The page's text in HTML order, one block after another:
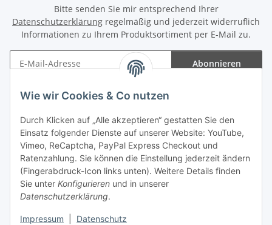
Wie wir Cookies & Co nutzen
Durch Klicken auf „Alle akzeptieren“ gestatten Sie den
Einsatz folgender Dienste auf unserer Website: YouTube,
Vimeo, ReCaptcha, PayPal Express Checkout und
Ratenzahlung. Sie können die Einstellung jederzeit ändern
(Fingerabdruck-Icon links unten). Weitere Details finden
Sie unter Konfigurieren und in unserer
Datenschutzerklärung.
Impressum Datenschutz
Bitte senden Sie mir entsprechend Ihrer
Datenschutzerklärung regelmäßig und jederzeit widerruflich
Informationen zu Ihrem Produktsortiment per E-Mail zu.
Abonnieren
Gesetzliche Informationen
Vertrag widerrufen